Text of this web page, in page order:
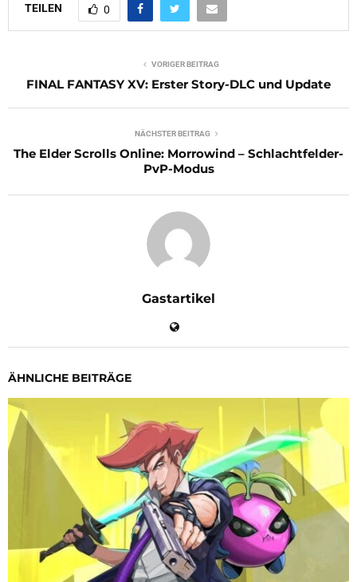
TEILEN 0
VORIGER BEITRAG
FINAL FANTASY XV: Erster Story-DLC und Update
NÄCHSTER BEITRAG
The Elder Scrolls Online: Morrowind – Schlachtfelder-
PvP-Modus
Gastartikel
ÄHNLICHE BEITRÄGE